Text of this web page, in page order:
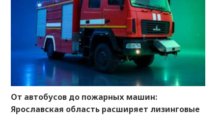
От автобусов до пожарных машин:
Ярославская область расширяет лизинговые